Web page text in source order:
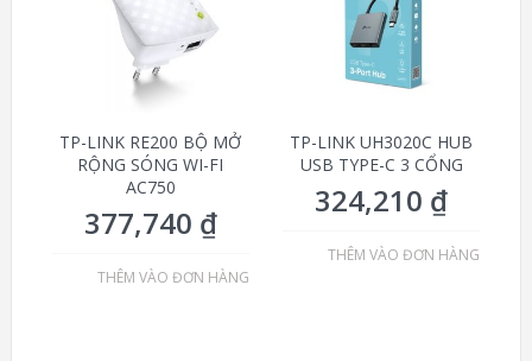
TP-LINK RE200 BỘ MỞ
RỘNG SÓNG WI-FI
AC750
377,740 ₫
THÊM VÀO ĐƠN HÀNG
TP-LINK UH3020C HUB
USB TYPE-C 3 CỔNG
324,210 ₫
THÊM VÀO ĐƠN HÀNG